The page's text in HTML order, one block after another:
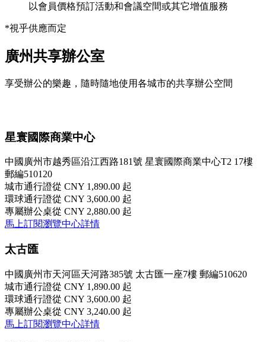
以會員價格預訂活動和會議空間或其它增值服務
*視乎供應而定
廣州共享辦公室
享受辦公的樂趣，隨時隨地使用各城市的共享辦公空間
星寰國際商業中心
中國廣州市越秀區沿江西路181號 星寰國際商業中心T2 17樓
郵編510120
城市通行證從 CNY 1,890.00 起
環球通行證從 CNY 3,600.00 起
專屬辦公桌從 CNY 2,880.00 起
馬上訂閱瀏覽中心詳情
太古匯
中國廣州市天河區天河路385號 太古匯一座7樓 郵編510620
城市通行證從 CNY 1,890.00 起
環球通行證從 CNY 3,600.00 起
專屬辦公桌從 CNY 3,240.00 起
馬上訂閱瀏覽中心詳情